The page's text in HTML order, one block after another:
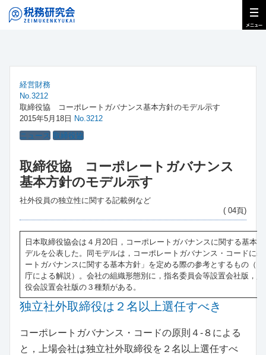
経営財務
No.3212
取締役協 コーポレートガバナンス基本方針のモデル示す
2015年5月18日 No.3212
ニュース 取締役協
取締役協 コーポレートガバナンス
基本方針のモデル示す
社外役員の独立性に関する記載例など
( 04頁)
日本取締役協会は４月20日，コーポレートガバナンスに関する基本
デルを公表した。同モデルは，コーポレートガバナンス・コードに
ートガバナンスに関する基本方針」を定める際の参考とするもの（
庁による解説）。会社の組織形態別に，指名委員会等設置会社版，
役会設置会社版の３種類がある。
独立社外取締役は２名以上選任すべき
コーポレートガバナンス・コードの原則４-８による
と，上場会社は独立社外取締役を２名以上選任すべ